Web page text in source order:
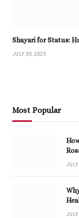
Shayari for Status:
JULY 30, 2025
Most Popular